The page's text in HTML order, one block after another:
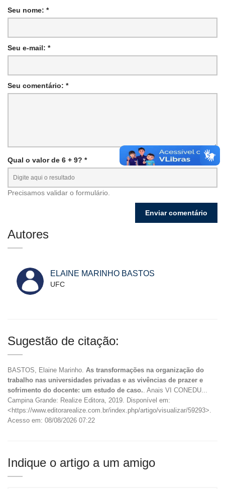
Seu nome: *
Seu e-mail: *
Seu comentário: *
Qual o valor de 6 + 9? *
Precisamos validar o formulário.
Autores
ELAINE MARINHO BASTOS
UFC
Sugestão de citação:
BASTOS, Elaine Marinho. As transformações na organização do
trabalho nas universidades privadas e as vivências de prazer e
sofrimento do docente: um estudo de caso.. Anais VI CONEDU...
Campina Grande: Realize Editora, 2019. Disponível em:
<https://www.editorarealize.com.br/index.php/artigo/visualizar/59293>.
Acesso em: 08/08/2026 07:22
Indique o artigo a um amigo